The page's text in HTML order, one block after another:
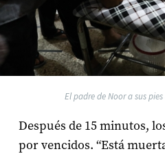
El padre de Noor a sus
Después de 15 minutos,
por vencidos. “Está